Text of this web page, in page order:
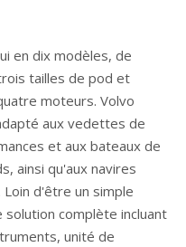
en dix modèles, de
tailles de pod et
moteurs. Volvo
aux vedettes de
et aux bateaux de
ainsi qu'aux navires
d'être un simple
complète incluant
unité de